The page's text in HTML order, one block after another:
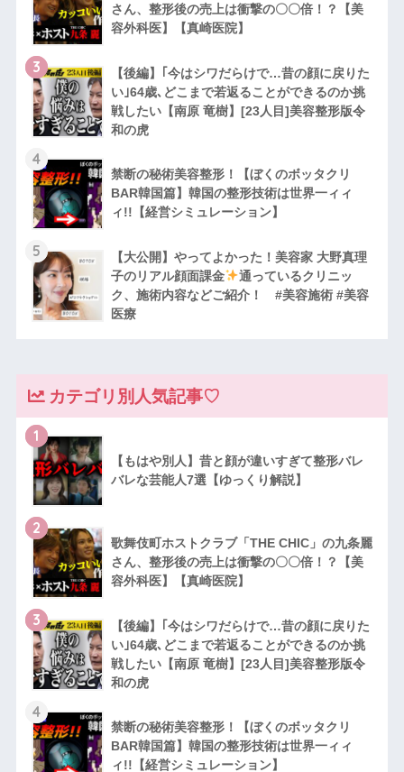
さん、整形後の売上は衝撃の〇〇倍！？【美
容外科医】【真崎医院】
3
【後編】｢今はシワだらけで…昔の顔に戻りた
い｣64歳､どこまで若返ることができるのか挑
戦したい【南原 竜樹】[23人目]美容整形版令
和の虎
4
禁断の秘術美容整形！【ぼくのボッタクリ
BAR韓国篇】韓国の整形技術は世界一ィィ
ィ!!【経営シミュレーション】
5
【大公開】やってよかった！美容家 大野真理
子のリアル顔面課金
通っているクリニッ
ク、施術内容などご紹介！ #美容施術 #美容
医療
カテゴリ別人気記事♡
1
【もはや別人】昔と顔が違いすぎて整形バレ
バレな芸能人7選【ゆっくり解説】
2
歌舞伎町ホストクラブ「THE CHIC」の九条麗
さん、整形後の売上は衝撃の〇〇倍！？【美
容外科医】【真崎医院】
3
【後編】｢今はシワだらけで…昔の顔に戻りた
い｣64歳､どこまで若返ることができるのか挑
戦したい【南原 竜樹】[23人目]美容整形版令
和の虎
4
禁断の秘術美容整形！【ぼくのボッタクリ
BAR韓国篇】韓国の整形技術は世界一ィィ
ィ!!【経営シミュレーション】